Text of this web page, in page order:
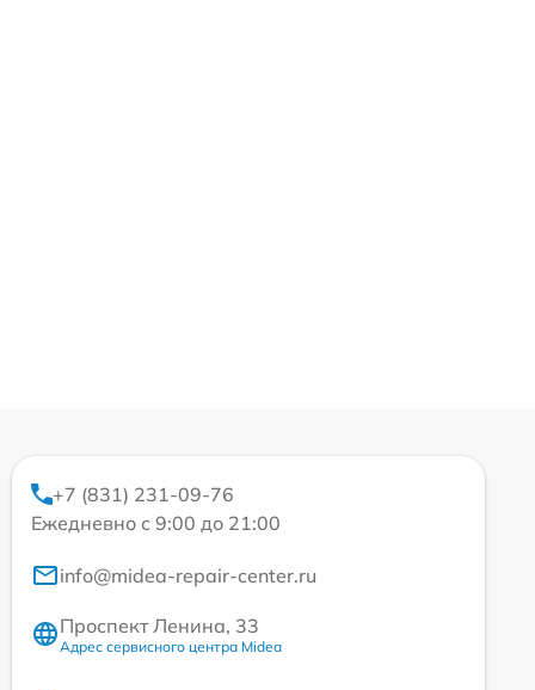
+7 (831) 231-09-76
Ежедневно с 9:00 до 21:00
info@midea-repair-center.ru
Проспект Ленина, 33
Адрес сервисного центра Midea